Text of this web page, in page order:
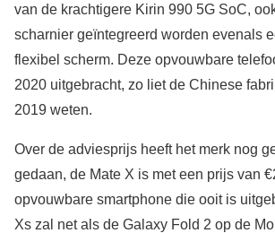
van de krachtigere Kirin 990 5G SoC,
scharnier geïntegreerd worden evenals
flexibel scherm. Deze opvouwbare
2020 uitgebracht, zo liet de Chinese
2019 weten.
Over de adviesprijs heeft het merk nog
gedaan, de Mate X is met een prijs van
opvouwbare smartphone die ooit is
Xs zal net als de Galaxy Fold 2 op de